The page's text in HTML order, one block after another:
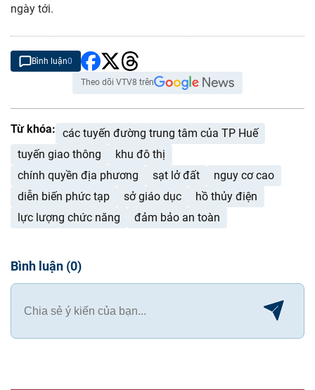
ngày tới.
Bình luận0
Theo dõi VTV8 trên
Từ khóa: các tuyến đường trung tâm của TP Huế
tuyến giao thông
khu đô thị
chính quyền địa phương
sạt lở đất
nguy cơ cao
diễn biến phức tạp
sở giáo dục
hồ thủy điện
lực lượng chức năng
đảm bảo an toàn
Bình luận (0)